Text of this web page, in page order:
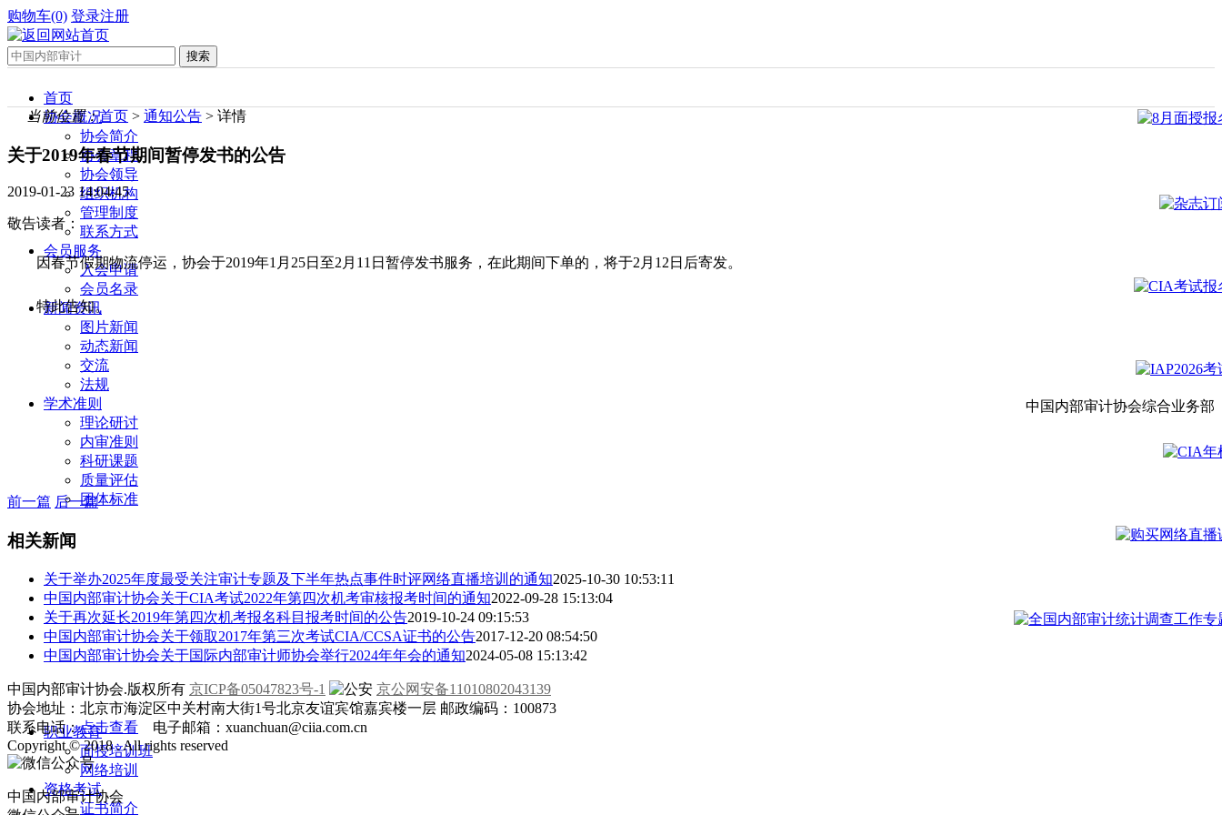
购物车(0) 登录注册
首页
协会概况
协会简介
协会章程
协会领导
组织机构
管理制度
联系方式
会员服务
入会申请
会员名录
新闻资讯
图片新闻
动态新闻
交流
法规
学术准则
理论研讨
内审准则
科研课题
质量评估
团体标准
职业教育
面授培训班
网络培训
资格考试
证书简介
当前位置：首页 > 通知公告 > 详情
关于2019年春节期间暂停发书的公告
2019-01-23 14:04:45
敬告读者：
因春节假期物流停运，协会于2019年1月25日至2月11日暂停发书服务，在此期间下单的，将于2月12日后寄发。
特此告知。
中国内部审计协会综合业务部
前一篇 后一篇
相关新闻
关于举办2025年度最受关注审计专题及下半年热点事件时评网络直播培训的通知2025-10-30 10:53:11
中国内部审计协会关于CIA考试2022年第四次机考审核报考时间的通知2022-09-28 15:13:04
关于再次延长2019年第四次机考报名科目报考时间的公告2019-10-24 09:15:53
中国内部审计协会关于领取2017年第三次考试CIA/CCSA证书的公告2017-12-20 08:54:50
中国内部审计协会关于国际内部审计师协会举行2024年年会的通知2024-05-08 15:13:42
中国内部审计协会.版权所有 京ICP备05047823号-1
京公网安备11010802043139
协会地址：北京市海淀区中关村南大街1号北京友谊宾馆嘉宾楼一层 邮政编码：100873
联系电话：点击查看 电子邮箱：xuanchuan@ciia.com.cn
Copyright © 2018 . All rights reserved
中国内部审计协会